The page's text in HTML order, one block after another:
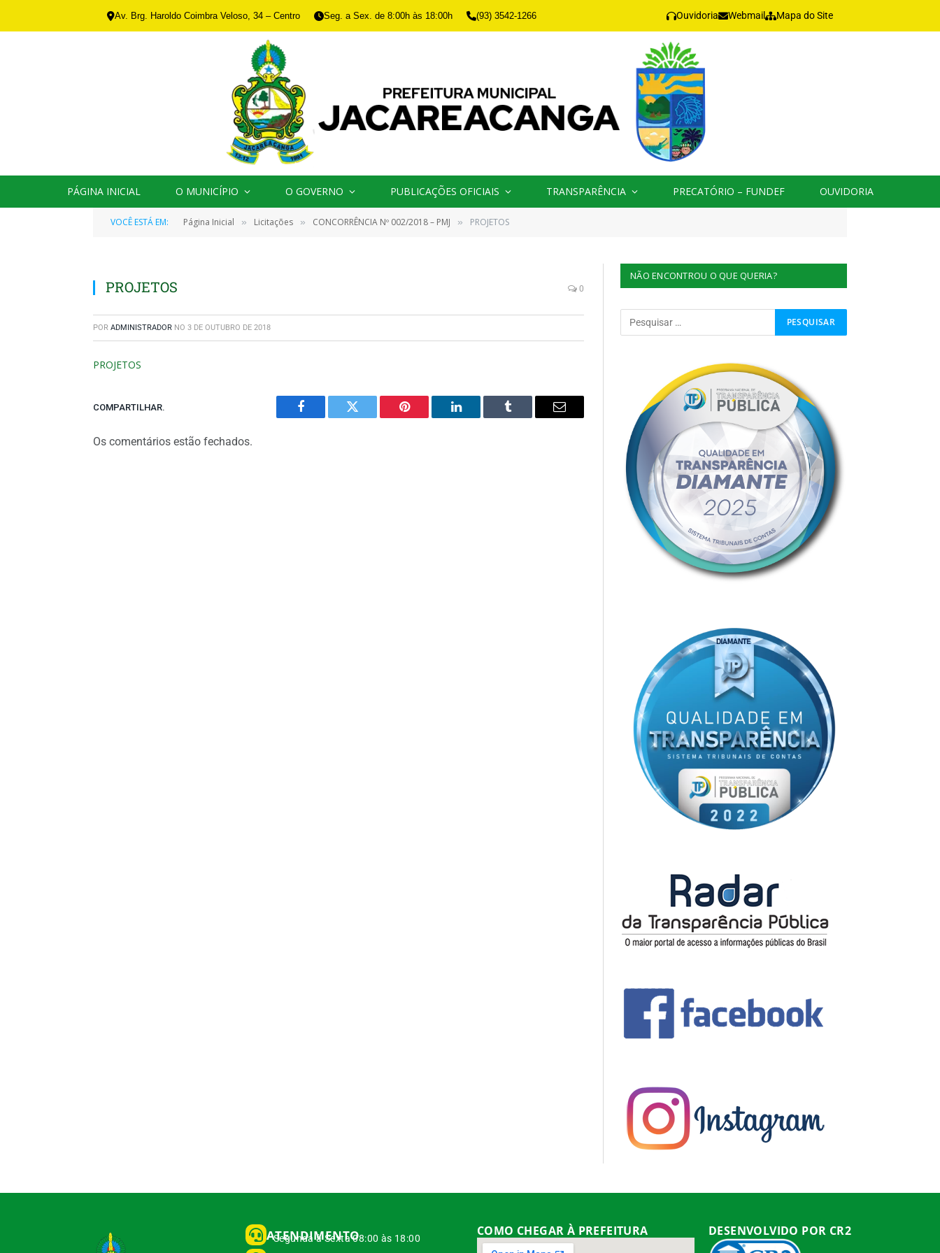
Av. Brg. Haroldo Coimbra Veloso, 34 – Centro Seg. a Sex. de 8:00h às 18:00h (93) 3542-1266 Ouvidoria Webmail Mapa do Site
PÁGINA INICIAL O MUNICÍPIO O GOVERNO PUBLICAÇÕES OFICIAIS TRANSPARÊNCIA PRECATÓRIO – FUNDEF OUVIDORIA
VOCÊ ESTÁ EM: Página Inicial » Licitações » CONCORRÊNCIA Nº 002/2018 – PMJ » PROJETOS
PROJETOS 0
POR ADMINISTRADOR NO 3 DE OUTUBRO DE 2018
PROJETOS
COMPARTILHAR.
Facebook Twitter Pinterest
O
Tumblr
E-
Os comentários estão fechados.
NÃO ENCONTROU O QUE QUERIA?
ATENDIMENTO
Segunda à Sexta 08:00 às 18:00 COMO CHEGAR À PREFEITURA DESENVOLVIDO POR CR2